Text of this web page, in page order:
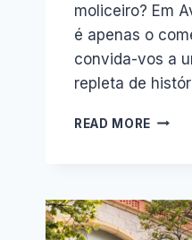
moliceiro? Em
é apenas o
convida-vos a
repleta de
READ MORE
UMA